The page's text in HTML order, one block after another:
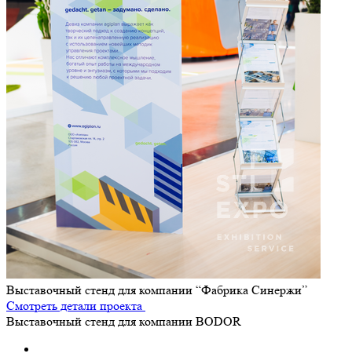
Выставочный стенд для компании “Фабрика Синержи”
Смотреть детали проекта
Выставочный стенд для компании BODOR